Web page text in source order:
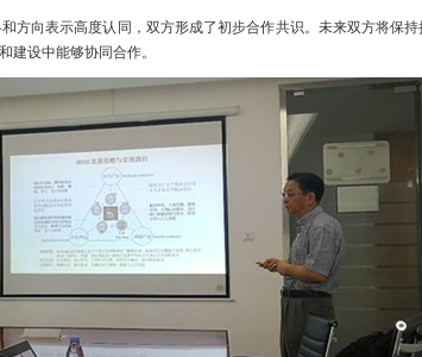
方向表示高度认同，双方形成了初步合作共识。未来双方将保
建设中能够协同合作。